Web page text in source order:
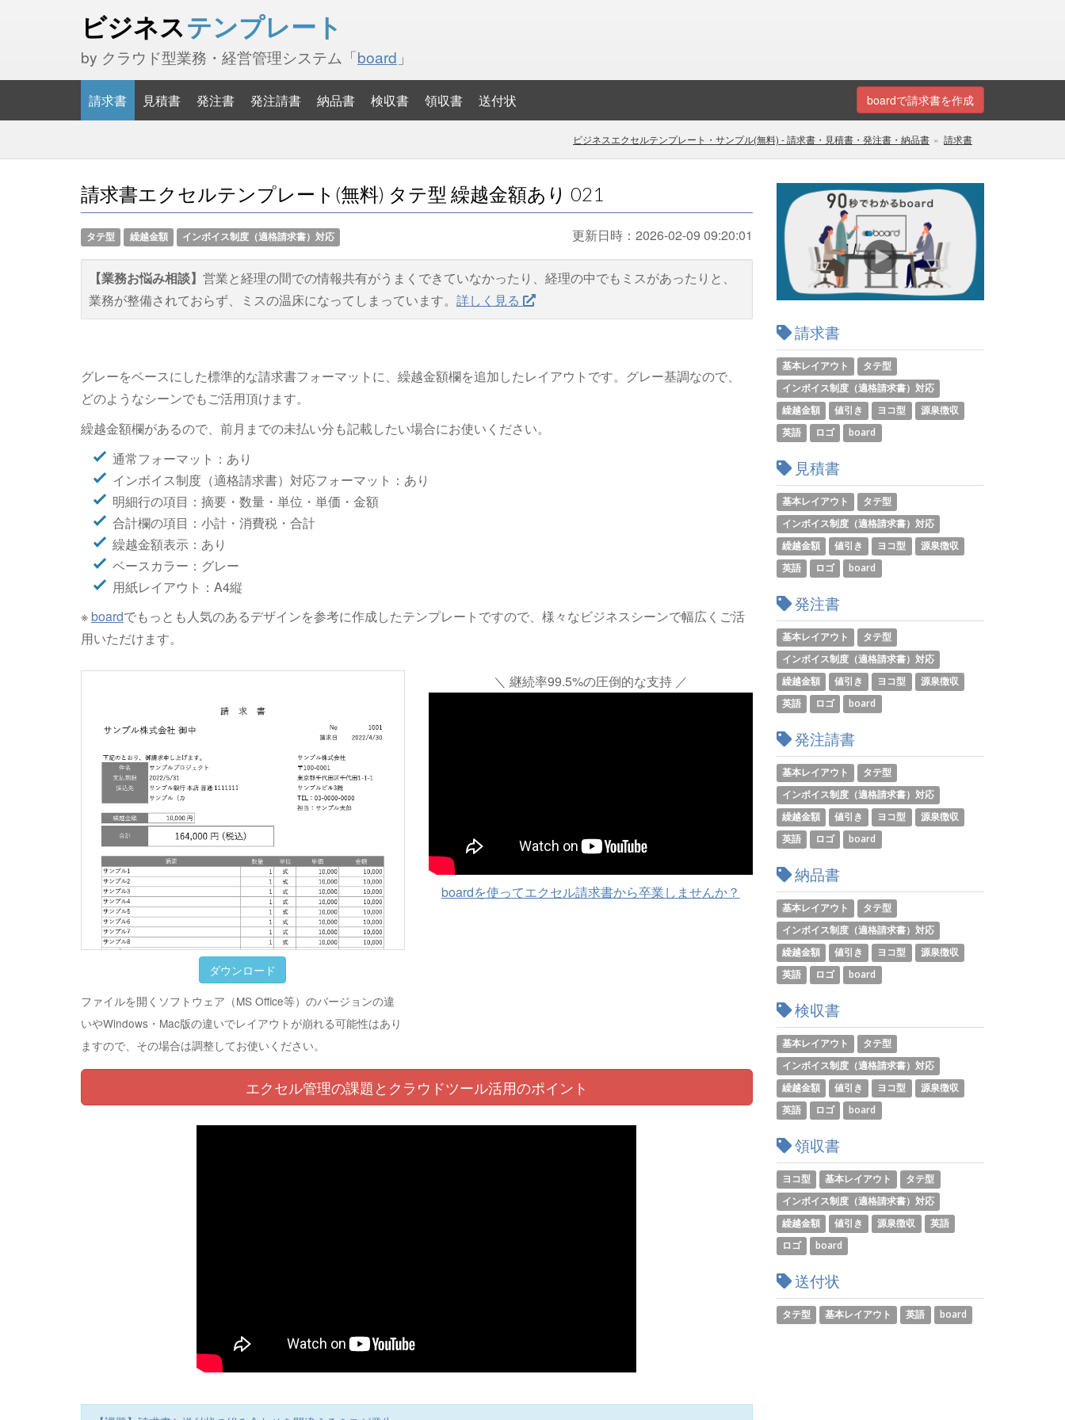
ビジネステンプレート
by クラウド型業務・経営管理システム「board 」
boardで請求書を作成
請求書 見積書 発注書 発注請書 納品書 検収書 領収書 送付状
ビジネスエクセルテンプレート・サンプル(無料) - 請求書・見積書・発注書・納品書 請求書
請求書エクセルテンプレート(無料) タテ型 繰越金額あり 021
タテ型 繰越金額 インボイス制度（適格請求書）対応 更新日時： 2026-02-09 09:20:01
【業務お悩み相談】 営業と経理の間での情報共有がうまくできていなかったり、経理の中でもミスがあったりと、
業務が整備されておらず、ミスの温床になってしまっています。 詳しく見る
グレーをベースにした標準的な請求書フォーマットに、繰越金額欄を追加したレイアウトです。グレー基調なので、
どのようなシーンでもご活用頂けます。
繰越金額欄があるので、前月までの未払い分も記載したい場合にお使いください。
通常フォーマット：あり
インボイス制度（適格請求書）対応フォーマット：あり
明細行の項目：摘要・数量・単位・単価・金額
合計欄の項目：小計・消費税・合計
繰越金額表示：あり
ベースカラー：グレー
用紙レイアウト：A4縦
※boardでもっとも人気のあるデザインを参考に作成したテンプレートですので、様々なビジネスシーンで幅広くご活
用いただけます。
ダウンロード
ファイルを開くソフトウェア（MS Office等）のバージョンの違
いやWindows・Mac版の違いでレイアウトが崩れる可能性はあり
ますので、その場合は調整してお使いください。
＼ 継続率99.5%の圧倒的な支持 ／
boardを使ってエクセル請求書から卒業しませんか？
エクセル管理の課題と クラウドツール活用のポイント
請求書
基本レイアウト
タテ型
インボイス制度（適格請求書）対応
繰越金額
値引き ヨコ型
源泉徴収
英語
ロゴ board
見積書
基本レイアウト
タテ型
インボイス制度（適格請求書）対応
繰越金額
値引き ヨコ型
源泉徴収
英語
ロゴ board
発注書
基本レイアウト
タテ型
インボイス制度（適格請求書）対応
繰越金額
値引き ヨコ型
源泉徴収
英語
ロゴ board
発注請書
基本レイアウト
タテ型
インボイス制度（適格請求書）対応
繰越金額
値引き ヨコ型
源泉徴収
英語
ロゴ board
納品書
基本レイアウト
タテ型
インボイス制度（適格請求書）対応
繰越金額
値引き ヨコ型
源泉徴収
英語
ロゴ board
検収書
基本レイアウト
タテ型
インボイス制度（適格請求書）対応
繰越金額
値引き ヨコ型
源泉徴収
英語
ロゴ board
領収書
ヨコ型 基本レイアウト
タテ型
インボイス制度（適格請求書）対応
繰越金額
値引き 源泉徴収
英語
ロゴ
board
送付状
タテ型 基本レイアウト 英語 board